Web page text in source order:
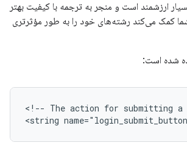
ارزشمند است و منجر به ترجمه با کیفیت بهتر
کمک می‌کند رشته‌های خود را به طور مؤثرتری
شده است:
<!-- The action for submitting a
<string